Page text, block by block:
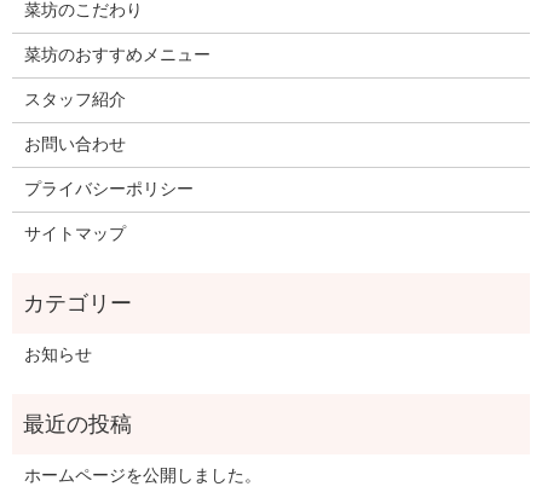
菜坊のこだわり
菜坊のおすすめメニュー
スタッフ紹介
お問い合わせ
プライバシーポリシー
サイトマップ
お知らせ
ホームページを公開しました。